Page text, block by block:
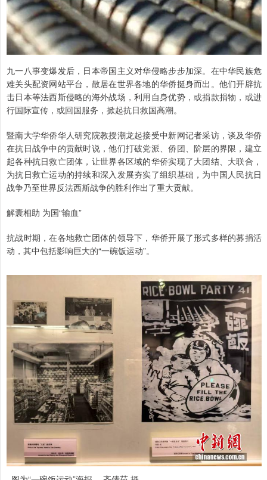
九一八事变爆发后，日本帝国主义对华侵略步步加深。在中华民族危
难关头配资网站平台，散居在世界各地的华侨挺身而出。他们开辟抗
击日本等法西斯侵略的海外战场，利用自身优势，或捐款捐物，或进
行国际宣传，或回国服务，掀起抗日救国高潮。
暨南大学华侨华人研究院教授潮龙起接受中新网记者采访，谈及华侨
在抗日战争中的贡献时说，他们打破党派、侨团、阶层的界限，建立
起各种抗日救亡团体，让世界各区域的华侨实现了大团结、大联合，
为抗日救亡运动的持续和深入发展夯实了组织基础，为中国人民抗日
战争乃至世界反法西斯战争的胜利作出了重大贡献。
解囊相助 为国“输血”
抗战时期，在各地救亡团体的领导下，华侨开展了形式多样的募捐活
动，其中包括影响巨大的“一碗饭运动”。